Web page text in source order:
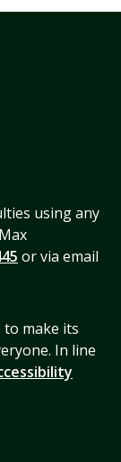
using any
or via email
to make its
In line